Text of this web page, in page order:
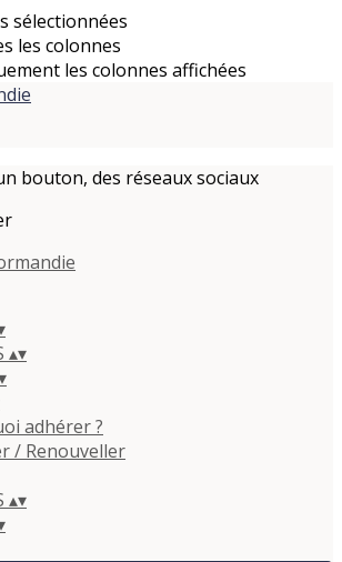
sélectionnées
les colonnes
les colonnes affichées
bouton, des réseaux sociaux
▴▾
adhérer ?
/ Renouveller
▴▾